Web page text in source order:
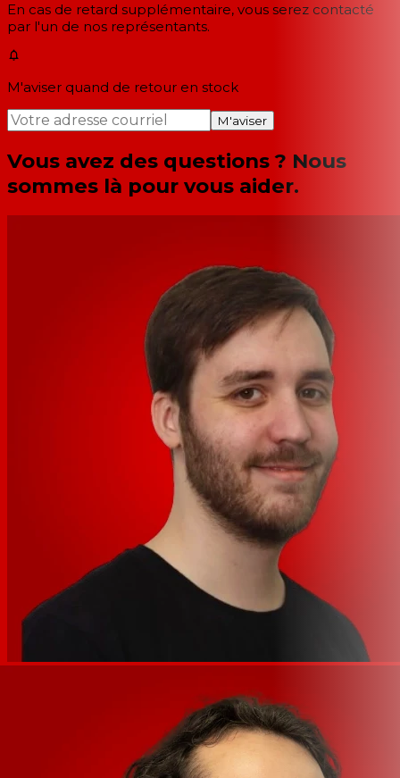
En cas de retard supplémentaire, vous serez contacté
par l'un de nos représentants.
M'aviser quand de retour en stock
M'aviser
Vous avez des questions ? Nous
sommes là pour vous aider.